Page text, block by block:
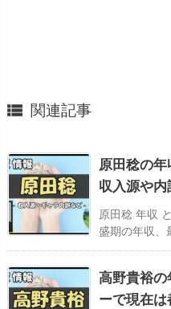
 関連記事
原田稔の
収入源や内
原田稔 年収
盛期の年収、
高野貴裕
ーで現在